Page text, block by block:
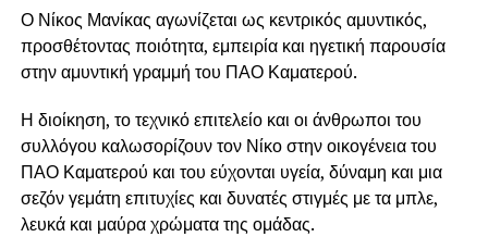
Ο Νίκος Μανίκας αγωνίζεται ως κεντρικός αμυντικός,
προσθέτοντας ποιότητα, εμπειρία και ηγετική παρουσία
στην αμυντική γραμμή του ΠΑΟ Καματερού.
Η διοίκηση, το τεχνικό επιτελείο και οι άνθρωποι του
συλλόγου καλωσορίζουν τον Νίκο στην οικογένεια του
ΠΑΟ Καματερού και του εύχονται υγεία, δύναμη και μια
σεζόν γεμάτη επιτυχίες και δυνατές στιγμές με τα μπλε,
λευκά και μαύρα χρώματα της ομάδας.